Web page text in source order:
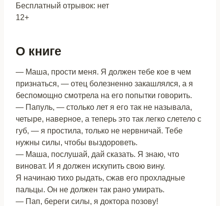
Бесплатный отрывок: нет
12+
О книге
— Маша, прости меня. Я должен тебе кое в чем
признаться, — отец болезненно закашлялся, а я
беспомощно смотрела на его попытки говорить.
— Папуль, — столько лет я его так не называла,
четыре, наверное, а теперь это так легко слетело с
губ, — я простила, только не нервничай. Тебе
нужны силы, чтобы выздороветь.
— Маша, послушай, дай сказать. Я знаю, что
виноват. И я должен искупить свою вину.
Я начинаю тихо рыдать, сжав его прохладные
пальцы. Он не должен так рано умирать.
— Пап, береги силы, я доктора позову!